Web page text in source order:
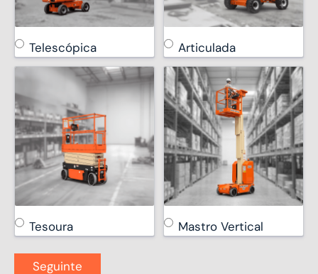
Telescópica Articulada
Tesoura Mastro Vertical